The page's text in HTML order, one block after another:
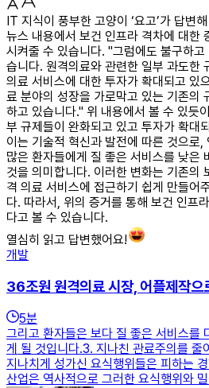
IT 지식이 풍부한 고양이 ‘요고’가 답변
뉴스 내용에서 보건 인프라 격차에 대한
시켜줄 수 있습니다. "그럼에도 불구하
습니다. 원격의료와 관련한 일부 과도한
의료 서비스에 대한 투자가 확대되고 있
료 분야의 성장을 가로막고 있는 기존의
하고 있습니다." 위 내용에서 볼 수 있듯
부 규제들이 완화되고 있고 투자가 확대
이는 기술적 혁신과 발전에 따른 것으로
많은 환자들에게 질 좋은 서비스를 낮은
것을 의미합니다. 이러한 변화는 기존의
격 의료 서비스에 접근하기 쉽게 만들어
다. 따라서, 위의 증거를 통해 보건 인프
다고 볼 수 있습니다.
열심히 읽고 답변했어요!
개발
36조원 원격의료 시장, 어플제작으
5분
그리고 환자들은 보다 질 좋은 서비스를
게 될 것입니다.​​3. 지나친 관료주의를 줄
지나치게 성가신 요식행위들은 피하는
산업은 역사적으로 그러한 요식행위와